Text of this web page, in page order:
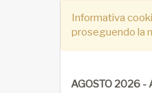
Informativa
proseguendo la
AGOSTO 2026 -